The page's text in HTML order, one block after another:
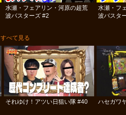
水瀬・フェアリン・河原の超荒
波バスターズ #2
水瀬・フ
波バスタ
すべて見る
それゆけ！アツい日狙い隊 #40 ハセガワ